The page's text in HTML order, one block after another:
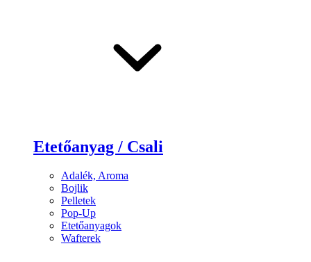
Etetőanyag / Csali
Adalék, Aroma
Bojlik
Pelletek
Pop-Up
Etetőanyagok
Wafterek